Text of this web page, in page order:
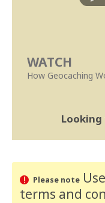
WATCH
How Geocaching
Please note
terms and